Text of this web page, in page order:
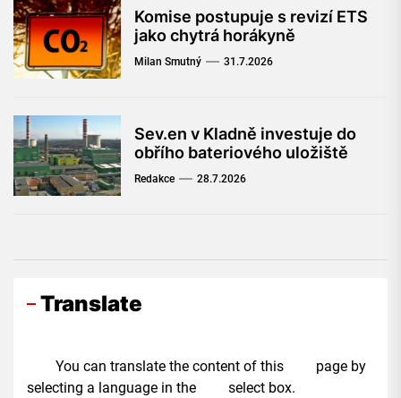
Komise postupuje s revizí ETS
jako chytrá horákyně
Milan Smutný 31.7.2026
Sev.en v Kladně investuje do
obřího bateriového uložiště
Redakce 28.7.2026
Translate
You can translate the content of this page by
selecting a language in the select box.